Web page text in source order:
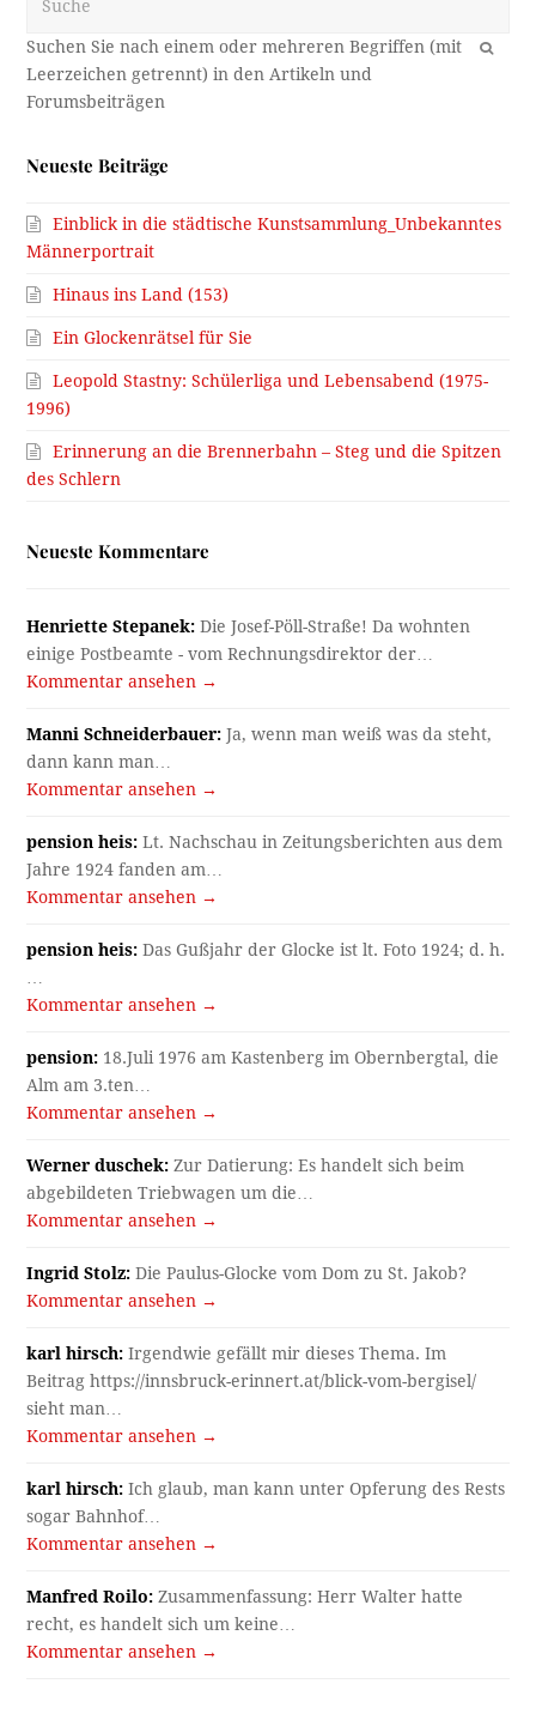
OK
Neueste Beiträge
Einblick in die städtische Kunstsammlung_Unbekanntes
Männerportrait
Hinaus ins Land (153)
Ein Glockenrätsel für Sie
Leopold Stastny: Schülerliga und Lebensabend (1975-
1996)
Erinnerung an die Brennerbahn – Steg und die Spitzen
des Schlern
Neueste Kommentare
Henriette Stepanek: Die Josef-Pöll-Straße! Da wohnten
einige Postbeamte - vom Rechnungsdirektor der…
Kommentar ansehen →
Manni Schneiderbauer: Ja, wenn man weiß was da steht,
dann kann man…
Kommentar ansehen →
pension heis: Lt. Nachschau in Zeitungsberichten aus dem
Jahre 1924 fanden am…
Kommentar ansehen →
pension heis: Das Gußjahr der Glocke ist lt. Foto 1924; d. h.
Kommentar ansehen →
pension: 18.Juli 1976 am Kastenberg im Obernbergtal, die
Alm am 3.ten…
Kommentar ansehen →
Werner duschek: Zur Datierung: Es handelt sich beim
abgebildeten Triebwagen um die…
Kommentar ansehen →
Ingrid Stolz: Die Paulus-Glocke vom Dom zu St. Jakob?
Kommentar ansehen →
karl hirsch: Irgendwie gefällt mir dieses Thema. Im
Beitrag https://innsbruck-erinnert.at/blick-vom-bergisel/
sieht man…
Kommentar ansehen →
karl hirsch: Ich glaub, man kann unter Opferung des Rests
sogar Bahnhof…
Kommentar ansehen →
Manfred Roilo: Zusammenfassung: Herr Walter hatte
recht, es handelt sich um keine…
Kommentar ansehen →